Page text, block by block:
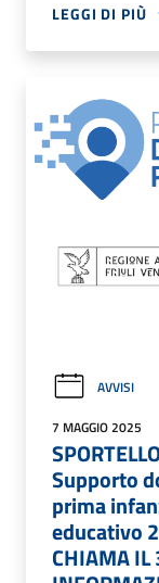
LEGGI DI PIÙ
AVVISI
7 MAGGIO 2025
Supporto
prima
educativo
CHIAMA